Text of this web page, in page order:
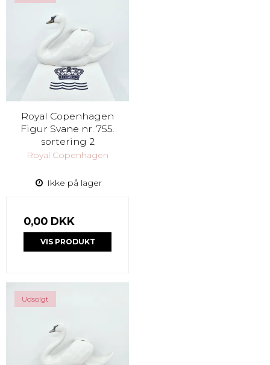
Royal Copenhagen
Figur Svane nr. 755.
sortering 2
Royal Copenhagen
Ikke på lager
0,00 DKK
VIS PRODUKT
Udsolgt